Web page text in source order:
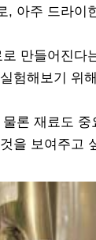
아주 드라
만들어진
험해보기 위
론 재료도
을 보여주고